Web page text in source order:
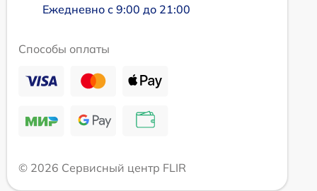
Ежедневно с 9:00 до 21:00
Способы оплаты
© 2026 Сервисный центр FLIR